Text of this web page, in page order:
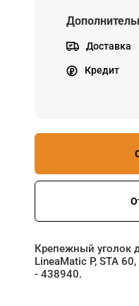
Доставка
Кредит
Крепежный уголок
LineaMatic P, STA
- 438940.